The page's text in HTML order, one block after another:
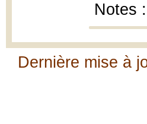
Notes
Dernière mise à